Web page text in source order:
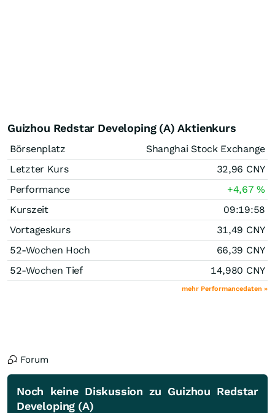
Guizhou Redstar Developing (A) Aktienkurs
Börsenplatz
Shanghai Stock Exchange
Letzter Kurs
32,96 CNY
Performance
+4,67%
Kurszeit
09:19:58
Vortageskurs
31,49 CNY
52-Wochen Hoch
66,39 CNY
52-Wochen Tief
14,980 CNY
mehr Performancedaten »
Forum
Noch keine Diskussion zu Guizhou Redstar
Developing (A)